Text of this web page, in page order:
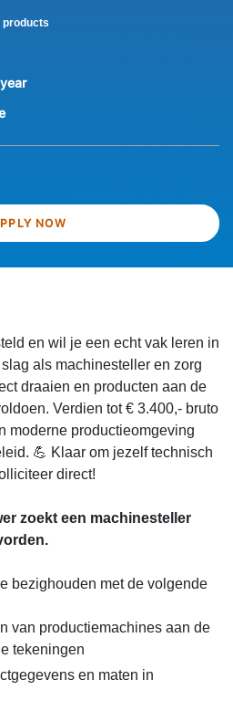
products
NOW
en wil je een echt vak leren in
als machinesteller en zorg
draaien en producten aan de
Verdien tot € 3.400,- bruto
moderne productieomgeving
💪 Klaar om jezelf technisch
direct!
zoekt een machinesteller
bezighouden met de volgende
van productiemachines aan de
tekeningen
en maten in